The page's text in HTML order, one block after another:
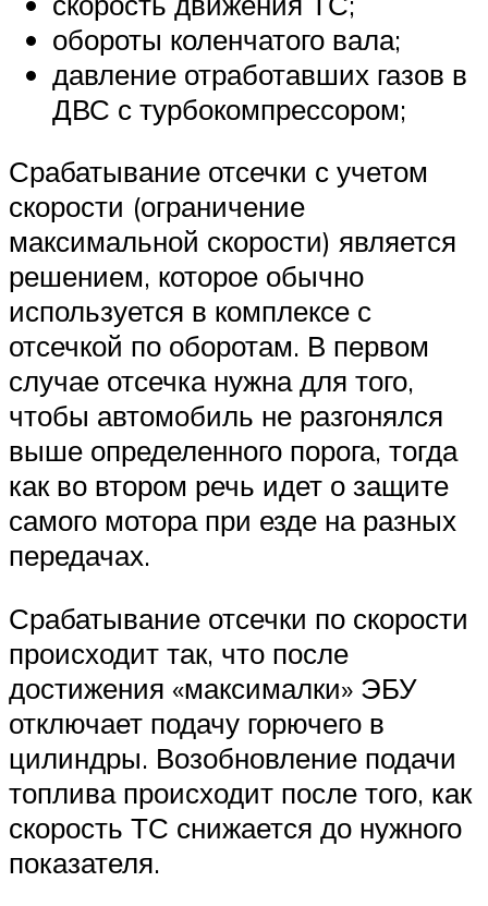
обороты коленчатого вала;
давление отработавших газов в
ДВС с турбокомпрессором;
Срабатывание отсечки с учетом
скорости (ограничение
максимальной скорости) является
решением, которое обычно
используется в комплексе с
отсечкой по оборотам. В первом
случае отсечка нужна для того,
чтобы автомобиль не разгонялся
выше определенного порога, тогда
как во втором речь идет о защите
самого мотора при езде на разных
передачах.
Срабатывание отсечки по скорости
происходит так, что после
достижения «максималки» ЭБУ
отключает подачу горючего в
цилиндры. Возобновление подачи
топлива происходит после того, как
скорость ТС снижается до нужного
показателя.